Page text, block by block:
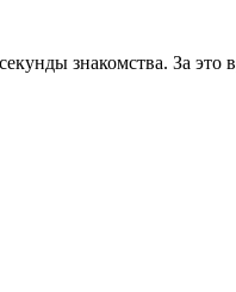
знакомства. За это